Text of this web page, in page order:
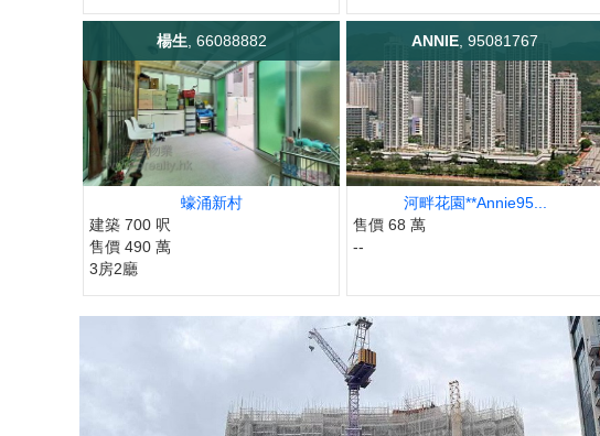
楊生 , 66088882
蠔涌新村
建築 700 呎
售價 490 萬
3房2廳
ANNIE , 95081767
河畔花園**Annie95...
售價 68 萬
--